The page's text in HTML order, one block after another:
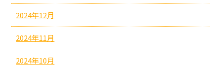
2024年12月
2024年11月
2024年10月